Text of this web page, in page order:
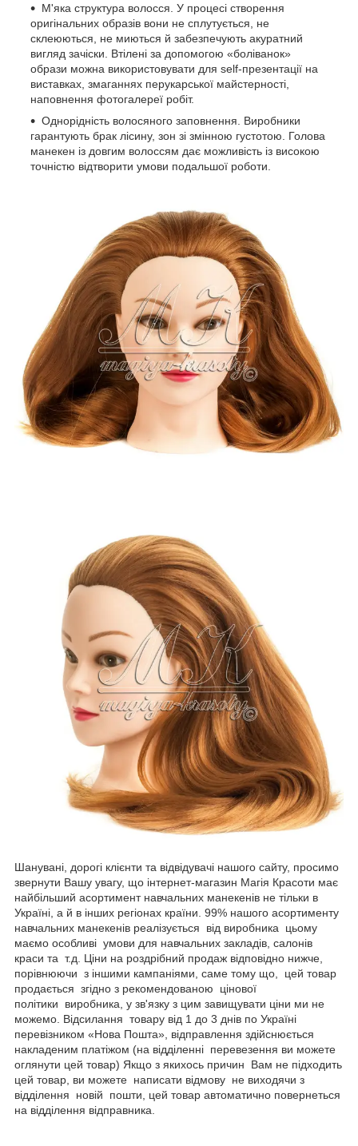
М'яка структура волосся. У процесі створення
оригінальних образів вони не сплутується, не
склеюються, не миються й забезпечують акуратний
вигляд зачіски. Втілені за допомогою «боліванок»
образи можна використовувати для self-презентації на
виставках, змаганнях перукарської майстерності,
наповнення фотогалереї робіт.
Однорідність волосяного заповнення. Виробники
гарантують брак лісину, зон зі змінною густотою. Голова
манекен із довгим волоссям дає можливість із високою
точністю відтворити умови подальшої роботи.
Шанувані, дорогі клієнти та відвідувачі нашого сайту, просимо
звернути Вашу увагу, що інтернет-магазин Магія Красоти має
найбільший асортимент навчальних манекенів не тільки в
Україні, а й в інших регіонах країни. 99% нашого асортименту
навчальних манекенів реалізується від виробника цьому
маємо особливі умови для навчальних закладів, салонів
краси та т.д. Ціни на роздрібний продаж відповідно нижче,
порівнюючи з іншими кампаніями, саме тому що, цей товар
продається згідно з рекомендованою цінової
політики виробника, у зв'язку з цим завищувати ціни ми не
можемо. Відсилання товару від 1 до 3 днів по Україні
перевізником «Нова Пошта», відправлення здійснюється
накладеним платіжом (на відділенні перевезення ви можете
оглянути цей товар) Якщо з якихось причин Вам не підходить
цей товар, ви можете написати відмову не виходячи з
відділення новій пошти, цей товар автоматично повернеться
на відділення відправника.